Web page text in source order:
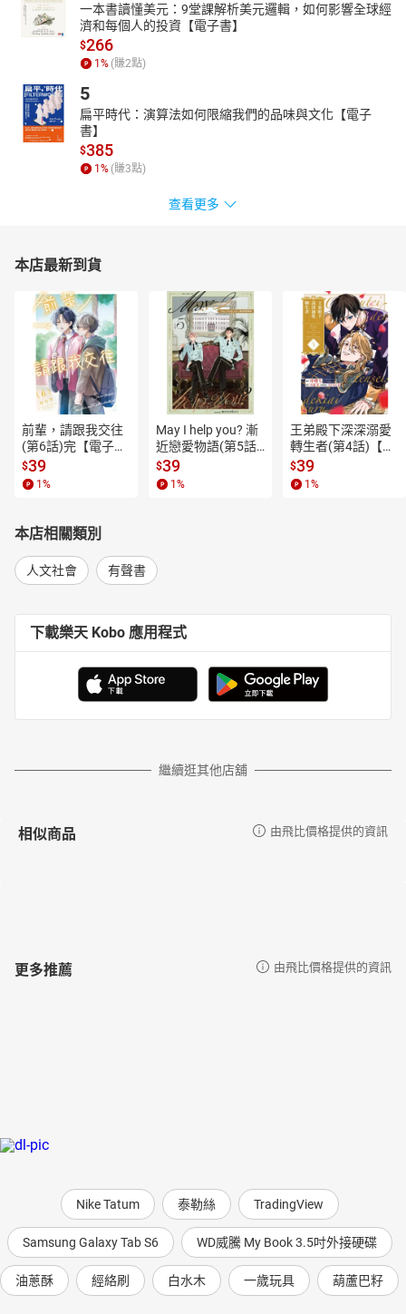
一本書讀懂美元：9堂課解析美元邏輯，如何影響全球經
濟和每個人的投資【電子書】
$266
1 % (賺2點)
5
扁平時代：演算法如何限縮我們的品味與文化【電子
書】
$385
1 % (賺3點)
查看更多
本店最新到貨
前輩，請跟我交往
(第6話)完【電子
書】
$39
1 %
May I help you? 漸
近戀愛物語(第5話)
【電子書】
$39
1 %
王弟殿下深深溺愛
轉生者(第4話)【電
子書】
$39
1 %
本店相關類別
人文社會 有聲書
下載樂天 Kobo 應用程式
繼續逛其他店舖
相似商品 由飛比價格提供的資訊
更多推薦 由飛比價格提供的資訊
Nike Tatum 泰勒絲 TradingView
Samsung Galaxy Tab S6 WD威騰 My Book 3.5吋外接硬碟
油蔥酥 經絡刷 白水木 一歲玩具 葫蘆巴籽